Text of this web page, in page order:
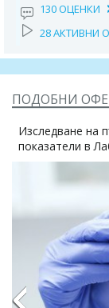
130 ОЦЕНКИ
28 АКТИВНИ
ПОДОБНИ
Изследване на
показатели в